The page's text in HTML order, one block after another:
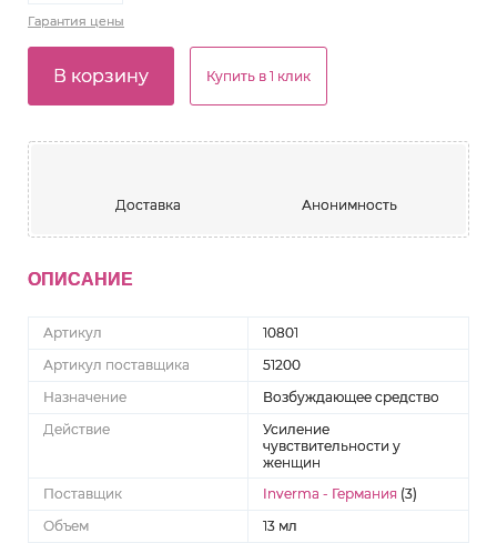
Гарантия цены
В корзину Купить в 1 клик
Доставка Анонимность
ОПИСАНИЕ
Артикул
10801
Артикул поставщика
51200
Назначение
Возбуждающее средство
Действие
Усиление
чувствительности у
женщин
Поставщик
Inverma - Германия (3)
Объем
13 мл